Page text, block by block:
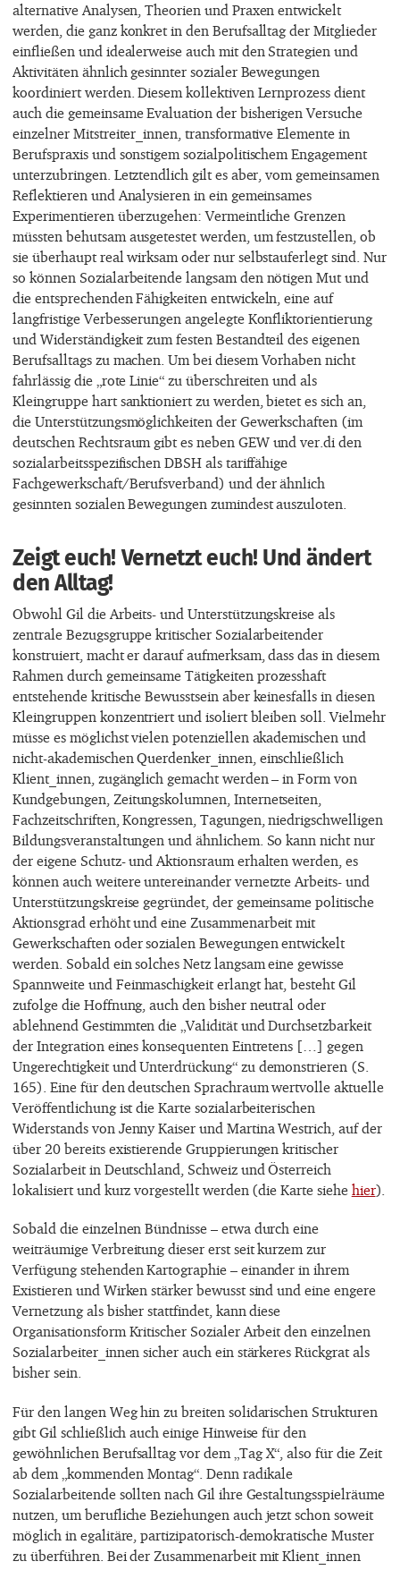
alternative Analysen, Theorien und Praxen entwickelt
werden, die ganz konkret in den Berufsalltag der Mitglieder
einfließen und idealerweise auch mit den Strategien und
Aktivitäten ähnlich gesinnter sozialer Bewegungen
koordiniert werden. Diesem kollektiven Lernprozess dient
auch die gemeinsame Evaluation der bisherigen Versuche
einzelner Mitstreiter_innen, transformative Elemente in
Berufspraxis und sonstigem sozialpolitischem Engagement
unterzubringen. Letztendlich gilt es aber, vom gemeinsamen
Reflektieren und Analysieren in ein gemeinsames
Experimentieren überzugehen: Vermeintliche Grenzen
müssten behutsam ausgetestet werden, um festzustellen, ob
sie überhaupt real wirksam oder nur selbstauferlegt sind. Nur
so können Sozialarbeitende langsam den nötigen Mut und
die entsprechenden Fähigkeiten entwickeln, eine auf
langfristige Verbesserungen angelegte Konfliktorientierung
und Widerständigkeit zum festen Bestandteil des eigenen
Berufsalltags zu machen. Um bei diesem Vorhaben nicht
fahrlässig die „rote Linie“ zu überschreiten und als
Kleingruppe hart sanktioniert zu werden, bietet es sich an,
die Unterstützungsmöglichkeiten der Gewerkschaften (im
deutschen Rechtsraum gibt es neben GEW und ver.di den
sozialarbeitsspezifischen DBSH als tariffähige
Fachgewerkschaft/Berufsverband) und der ähnlich
gesinnten sozialen Bewegungen zumindest auszuloten.
Zeigt euch! Vernetzt euch! Und ändert
den Alltag!
Obwohl Gil die Arbeits- und Unterstützungskreise als
zentrale Bezugsgruppe kritischer Sozialarbeitender
konstruiert, macht er darauf aufmerksam, dass das in diesem
Rahmen durch gemeinsame Tätigkeiten prozesshaft
entstehende kritische Bewusstsein aber keinesfalls in diesen
Kleingruppen konzentriert und isoliert bleiben soll. Vielmehr
müsse es möglichst vielen potenziellen akademischen und
nicht-akademischen Querdenker_innen, einschließlich
Klient_innen, zugänglich gemacht werden – in Form von
Kundgebungen, Zeitungskolumnen, Internetseiten,
Fachzeitschriften, Kongressen, Tagungen, niedrigschwelligen
Bildungsveranstaltungen und ähnlichem. So kann nicht nur
der eigene Schutz- und Aktionsraum erhalten werden, es
können auch weitere untereinander vernetzte Arbeits- und
Unterstützungskreise gegründet, der gemeinsame politische
Aktionsgrad erhöht und eine Zusammenarbeit mit
Gewerkschaften oder sozialen Bewegungen entwickelt
werden. Sobald ein solches Netz langsam eine gewisse
Spannweite und Feinmaschigkeit erlangt hat, besteht Gil
zufolge die Hoffnung, auch den bisher neutral oder
ablehnend Gestimmten die „Validität und Durchsetzbarkeit
der Integration eines konsequenten Eintretens […] gegen
Ungerechtigkeit und Unterdrückung“ zu demonstrieren (S.
165). Eine für den deutschen Sprachraum wertvolle aktuelle
Veröffentlichung ist die Karte sozialarbeiterischen
Widerstands von Jenny Kaiser und Martina Westrich, auf der
über 20 bereits existierende Gruppierungen kritischer
Sozialarbeit in Deutschland, Schweiz und Österreich
lokalisiert und kurz vorgestellt werden (die Karte siehe hier).
Sobald die einzelnen Bündnisse – etwa durch eine
weiträumige Verbreitung dieser erst seit kurzem zur
Verfügung stehenden Kartographie – einander in ihrem
Existieren und Wirken stärker bewusst sind und eine engere
Vernetzung als bisher stattfindet, kann diese
Organisationsform Kritischer Sozialer Arbeit den einzelnen
Sozialarbeiter_innen sicher auch ein stärkeres Rückgrat als
bisher sein.
Für den langen Weg hin zu breiten solidarischen Strukturen
gibt Gil schließlich auch einige Hinweise für den
gewöhnlichen Berufsalltag vor dem „Tag X“, also für die Zeit
ab dem „kommenden Montag“. Denn radikale
Sozialarbeitende sollten nach Gil ihre Gestaltungsspielräume
nutzen, um berufliche Beziehungen auch jetzt schon soweit
möglich in egalitäre, partizipatorisch-demokratische Muster
zu überführen. Bei der Zusammenarbeit mit Klient_innen